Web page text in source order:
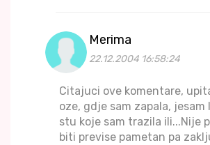
Merima
22.12.2004 16:58:24
Citajuci ove komentare,
oze, gdje sam zapala, jesam
stu koje sam trazila ili...Nije
biti previse pametan pa